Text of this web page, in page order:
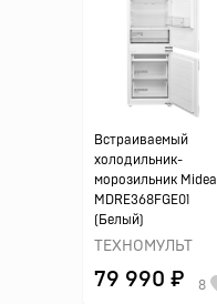
Встраиваемый
холодильник-
морозильник Midea
MDRE368FGE01
(Белый)
ТЕХНОМУЛЬТ
79 990 ₽ 8